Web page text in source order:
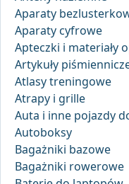
Aparaty
Aparaty cyfrowe
Apteczki i materiały
Artykuły
Atlasy treningowe
Atrapy i grille
Auta i inne pojazdy
Autoboksy
Bagażniki bazowe
Bagażniki rowerowe